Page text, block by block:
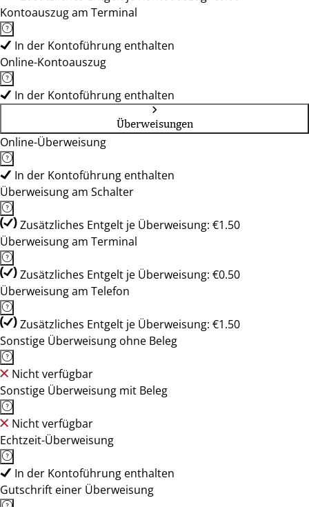
Kontoauszug am Terminal
In der Kontoführung enthalten
Online-Kontoauszug
In der Kontoführung enthalten
Überweisungen
Online-Überweisung
In der Kontoführung enthalten
Überweisung am Schalter
Zusätzliches Entgelt je Überweisung: €1.50
Überweisung am Terminal
Zusätzliches Entgelt je Überweisung: €0.50
Überweisung am Telefon
Zusätzliches Entgelt je Überweisung: €1.50
Sonstige Überweisung ohne Beleg
Nicht verfügbar
Sonstige Überweisung mit Beleg
Nicht verfügbar
Echtzeit-Überweisung
In der Kontoführung enthalten
Gutschrift einer Überweisung